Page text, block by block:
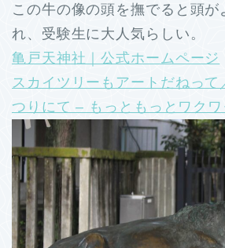
この牛の像の頭を撫でると頭が
れ、受験生に大人気らしい。
亀戸天神社｜公式ホームページ
スカイツリーもアートだねって
つりにて – もっともっとワク